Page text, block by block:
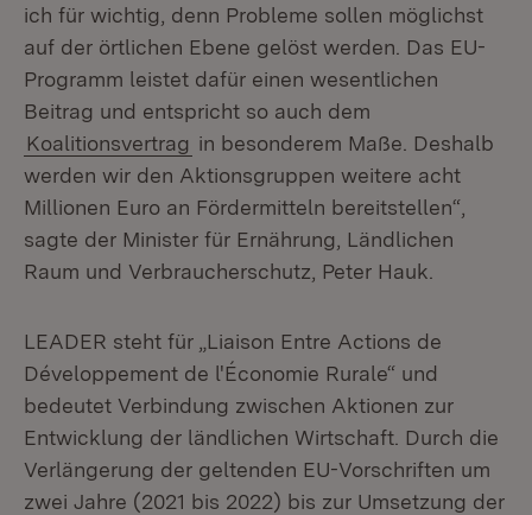
ich für wichtig, denn Probleme sollen möglichst
auf der örtlichen Ebene gelöst werden. Das EU-
Programm leistet dafür einen wesentlichen
Beitrag und entspricht so auch dem
Koalitionsvertrag in besonderem Maße. Deshalb
werden wir den Aktionsgruppen weitere acht
Millionen Euro an Fördermitteln bereitstellen“,
sagte der Minister für Ernährung, Ländlichen
Raum und Verbraucherschutz, Peter Hauk.
LEADER steht für „Liaison Entre Actions de
Développement de l'Économie Rurale“ und
bedeutet Verbindung zwischen Aktionen zur
Entwicklung der ländlichen Wirtschaft. Durch die
Verlängerung der geltenden EU-Vorschriften um
zwei Jahre (2021 bis 2022) bis zur Umsetzung der